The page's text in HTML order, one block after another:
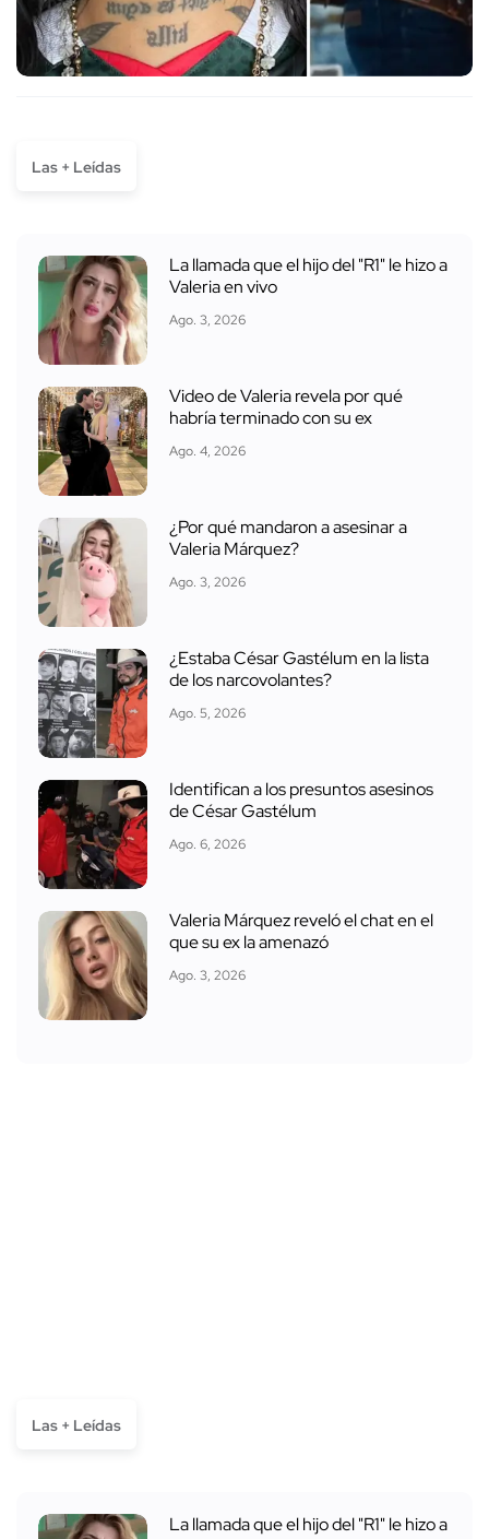
Las + Leídas
La llamada que el hijo del "R1" le hizo a
Valeria en vivo
Ago. 3, 2026
Video de Valeria revela por qué
habría terminado con su ex
Ago. 4, 2026
¿Por qué mandaron a asesinar a
Valeria Márquez?
Ago. 3, 2026
¿Estaba César Gastélum en la lista
de los narcovolantes?
Ago. 5, 2026
Identifican a los presuntos asesinos
de César Gastélum
Ago. 6, 2026
Valeria Márquez reveló el chat en el
que su ex la amenazó
Ago. 3, 2026
Las + Leídas
La llamada que el hijo del "R1" le hizo a